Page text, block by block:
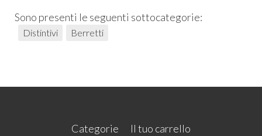
Sono presenti le seguenti sottocategorie:
Distintivi Berretti
Categorie
Il tuo carrello